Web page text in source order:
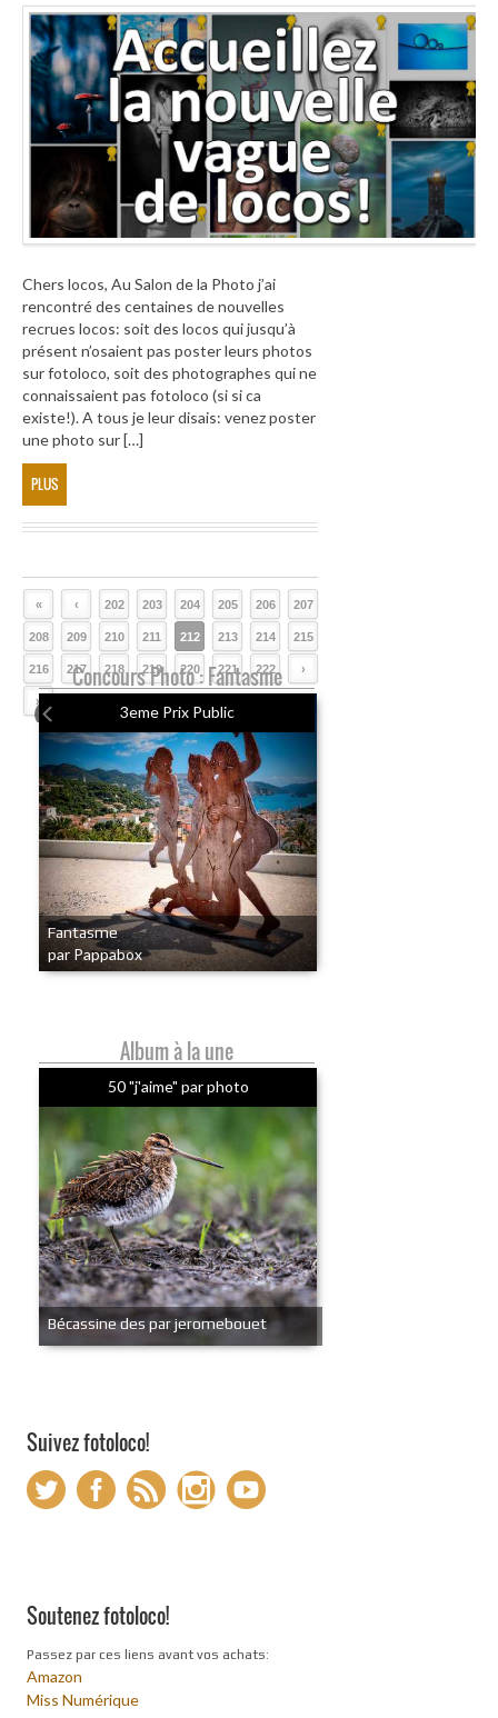
Chers locos, Au Salon de la Photo j’ai
rencontré des centaines de nouvelles
recrues locos: soit des locos qui jusqu’à
présent n’osaient pas poster leurs photos
sur fotoloco, soit des photographes qui ne
connaissaient pas fotoloco (si si ca
existe!). A tous je leur disais: venez poster
une photo sur […]
PLUS
« ‹ 202 203 204 205 206 207
208 209 210 211 212 213 214 215
216 217 218 219 220 221 222 ›
»
Concours Photo : Fantasme
3eme Prix Public
Fantasme
par Pappabox
Album à la une
50 "j'aime" par photo
Bécassine des par jeromebouet
Suivez fotoloco!
Soutenez fotoloco!
Passez par ces liens avant vos achats:
Amazon
Miss Numérique